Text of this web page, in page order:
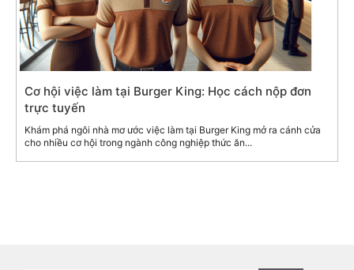
Cơ hội việc làm tại Burger King: Học cách nộp đơn
trực tuyến
Khám phá ngôi nhà mơ ước việc làm tại Burger King mở ra cánh cửa
cho nhiều cơ hội trong ngành công nghiệp thức ăn...